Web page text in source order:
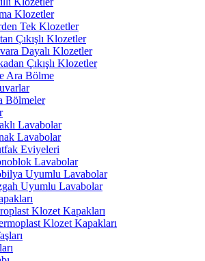
Klozetler
Tek Klozetler
Çıkışlı Klozetler
Dayalı Klozetler
Çıkışlı Klozetler
Ara Bölme
Bölmeler
Lavabolar
Lavabolar
Eviyeleri
Lavabolar
Uyumlu Lavabolar
Uyumlu Lavabolar
Klozet Kapakları
Klozet Kapakları